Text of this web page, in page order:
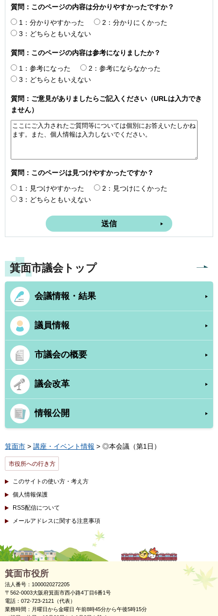
質問：このページの内容は分かりやすかったですか？
1：分かりやすかった
2：分かりにくかった
3：どちらともいえない
質問：このページの内容は参考になりましたか？
1：参考になった
2：参考にならなかった
3：どちらともいえない
質問：ご意見がありましたらご記入ください（URLは入力でき
ません）
質問：このページは見つけやすかったですか？
1：見つけやすかった
2：見つけにくかった
3：どちらともいえない
箕面市議会トップ
会議情報・結果
議員情報
市議会の概要
議会改革
情報公開
箕面市 > 講座・イベント情報 > ◎本会議（第1日）
市役所への行き方
このサイトの使い方・考え方
個人情報保護
RSS配信について
メールアドレスに関する注意事項
箕面市役所
法人番号：1000020272205
〒562-0003大阪府箕面市西小路4丁目6番1号
電話：072-723-2121（代表）
業務時間：月曜日から金曜日 午前8時45分から午後5時15分